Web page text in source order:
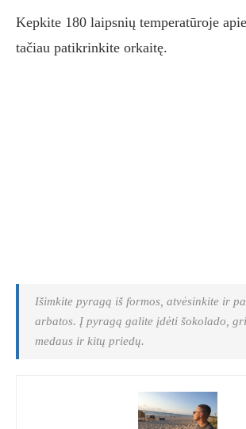
Kepkite 180 laipsnių temperatūroje
tačiau patikrinkite orkaitę.
Išimkite pyragą iš formos, atvėsinkite ir
arbatos. Į pyragą galite įdėti šokolado,
medaus ir kitų priedų.